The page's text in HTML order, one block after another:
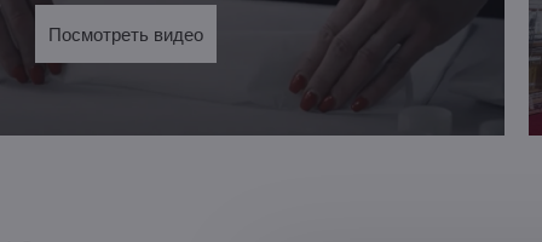
Посмотреть видео